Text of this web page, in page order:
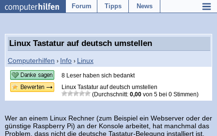
Forum Tipps News
Linux Tastatur auf deutsch umstellen
Computerhilfen › Info › Linux
8 Leser haben sich bedankt
Linux Tastatur auf deutsch umstellen
(Durchschnitt: 0,00 von 5 bei 0 Stimmen)
Wer an einem Linux Rechner (zum Beispiel ein Webserver oder der
günstige Raspberry Pi) an der Konsole arbeitet, hat manchmal das
Problem, dass nicht die deutsche Tastatur-Belegung installiert ist,